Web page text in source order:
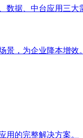
据、中台应用三大
，为企业降本增效。
用的完整解决方案。